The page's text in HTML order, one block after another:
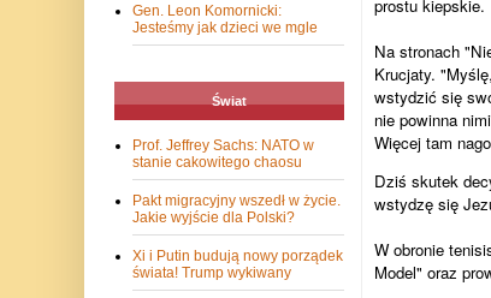
prostu kiepskie.
Na stronach
Krucjaty.
wstydzić się
nie powinna
Więcej tam
Dziś skutek
wstydzę się
W obronie
Model" oraz
Gen. Leon Komornicki:
Jesteśmy jak dzieci we mgle
Świat
Prof. Jeffrey Sachs: NATO w
stanie cakowitego chaosu
Pakt migracyjny wszedł w życie.
Jakie wyjście dla Polski?
Xi i Putin budują nowy porządek
świata! Trump wykiwany